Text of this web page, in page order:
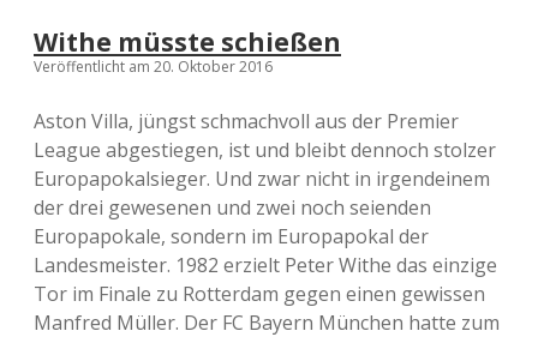
Withe müsste schießen
Veröffentlicht am 20. Oktober 2016
Aston Villa, jüngst schmachvoll aus der Premier
League abgestiegen, ist und bleibt dennoch stolzer
Europapokalsieger. Und zwar nicht in irgendeinem
der drei gewesenen und zwei noch seienden
Europapokale, sondern im Europapokal der
Landesmeister. 1982 erzielt Peter Withe das einzige
Tor im Finale zu Rotterdam gegen einen gewissen
Manfred Müller. Der FC Bayern München hatte zum